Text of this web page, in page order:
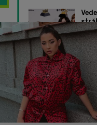
roșu
Dua
s-a inspirat de la